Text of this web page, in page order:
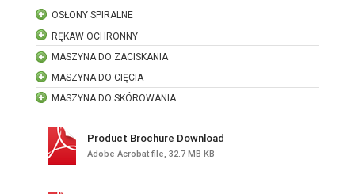
OSŁONY SPIRALNE
RĘKAW OCHRONNY
MASZYNA DO ZACISKANIA
MASZYNA DO CIĘCIA
MASZYNA DO SKÓROWANIA
Product Brochure Download
Adobe Acrobat file, 32.7 MB KB